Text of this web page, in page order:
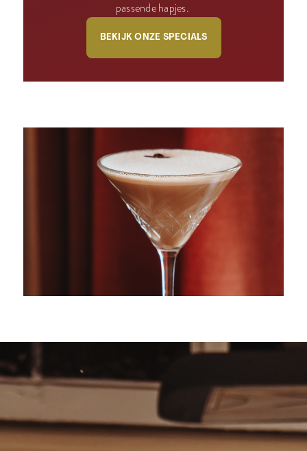
passende hapjes.
BEKIJK ONZE SPECIALS